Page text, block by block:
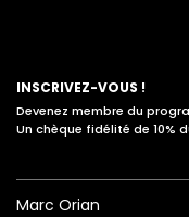
INSCRIVEZ-VOUS !
Devenez membre du
Un chèque fidélité de 10%
Marc Orian